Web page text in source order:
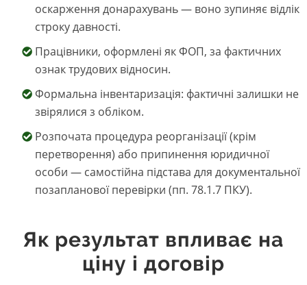
оскарження донарахувань — воно зупиняє відлік
строку давності.
Працівники, оформлені як ФОП, за фактичних
ознак трудових відносин.
Формальна інвентаризація: фактичні залишки не
звірялися з обліком.
Розпочата процедура реорганізації (крім
перетворення) або припинення юридичної
особи — самостійна підстава для документальної
позапланової перевірки (пп. 78.1.7 ПКУ).
Як результат впливає на
ціну і договір